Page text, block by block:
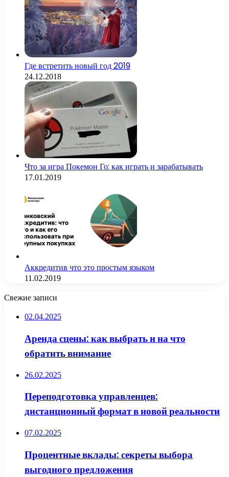
Где встретить новый год 2019
24.12.2018
Что за игра Покемон Го: как играть и зарабатывать
17.01.2019
Аккредитив что это простым языком
11.02.2019
Свежие записи
02.04.2025
Аренда сцены: как выбрать и на что
обратить внимание
26.02.2025
Переподготовка управленцев:
дистанционный формат в новой реальности
07.02.2025
Процентные вклады: секреты выбора
выгодного предложения